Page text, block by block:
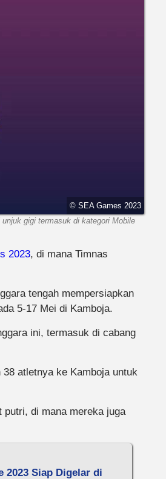
© SEA Games 2023
gigi termasuk di kategori Mobile
2023, di mana Timnas
tengah mempersiapkan
5-17 Mei di Kamboja.
ini, termasuk di cabang
atletnya ke Kamboja untuk
putri, di mana mereka juga
2023 Siap Digelar di